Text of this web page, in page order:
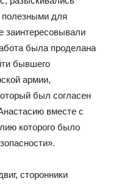
полезными для
заинтересовывали
была проделана
бывшего
армии,
был согласен
вместе с
которого было
сторонники